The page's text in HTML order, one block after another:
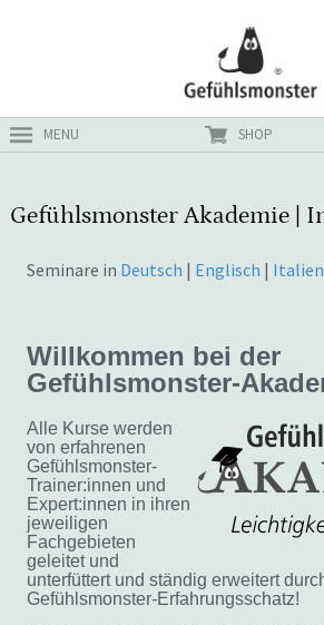
MENU SHOP
Gefühlsmonster Akademie |
Seminare in Deutsch | Englisch |
Willkommen bei der
Gefühlsmonster-
Alle Kurse werden
von erfahrenen
Gefühlsmonster-
Trainer:innen und
Expert:innen in ihren
jeweiligen
Fachgebieten
geleitet und
unterfüttert und ständig erweitert
Gefühlsmonster-Erfahrungsschatz!